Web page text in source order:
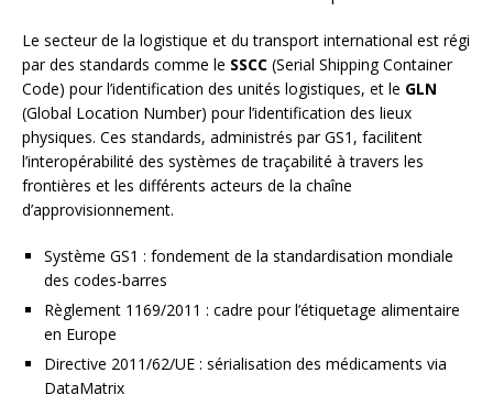
Le secteur de la logistique et du transport international est régi
par des standards comme le SSCC (Serial Shipping Container
Code) pour l’identification des unités logistiques, et le GLN
(Global Location Number) pour l’identification des lieux
physiques. Ces standards, administrés par GS1, facilitent
l’interopérabilité des systèmes de traçabilité à travers les
frontières et les différents acteurs de la chaîne
d’approvisionnement.
Système GS1 : fondement de la standardisation mondiale
des codes-barres
Règlement 1169/2011 : cadre pour l’étiquetage alimentaire
en Europe
Directive 2011/62/UE : sérialisation des médicaments via
DataMatrix